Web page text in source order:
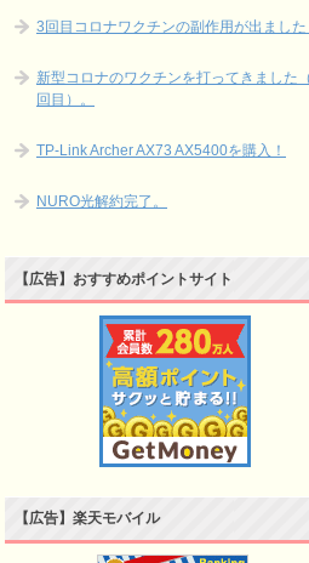
3回目コロナワクチンの副作用が出まし
新型コロナのワクチンを打ってきました
回目）。
TP-Link Archer AX73 AX5400を購入！
NURO光解約完了。
【広告】おすすめポイントサイト
【広告】楽天モバイル